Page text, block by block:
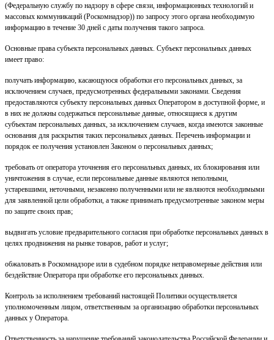
(Федеральную службу по надзору в сфере связи, информационных технологий и
массовых коммуникаций (Роскомнадзор)) по запросу этого органа необходимую
информацию в течение 30 дней с даты получения такого запроса.
Основные права субъекта персональных данных. Субъект персональных данных
имеет право:
получать информацию, касающуюся обработки его персональных данных, за
исключением случаев, предусмотренных федеральными законами. Сведения
предоставляются субъекту персональных данных Оператором в доступной форме, и
в них не должны содержаться персональные данные, относящиеся к другим
субъектам персональных данных, за исключением случаев, когда имеются законные
основания для раскрытия таких персональных данных. Перечень информации и
порядок ее получения установлен Законом о персональных данных;
требовать от оператора уточнения его персональных данных, их блокирования или
уничтожения в случае, если персональные данные являются неполными,
устаревшими, неточными, незаконно полученными или не являются необходимыми
для заявленной цели обработки, а также принимать предусмотренные законом меры
по защите своих прав;
выдвигать условие предварительного согласия при обработке персональных данных в
целях продвижения на рынке товаров, работ и услуг;
обжаловать в Роскомнадзоре или в судебном порядке неправомерные действия или
бездействие Оператора при обработке его персональных данных.
Контроль за исполнением требований настоящей Политики осуществляется
уполномоченным лицом, ответственным за организацию обработки персональных
данных у Оператора.